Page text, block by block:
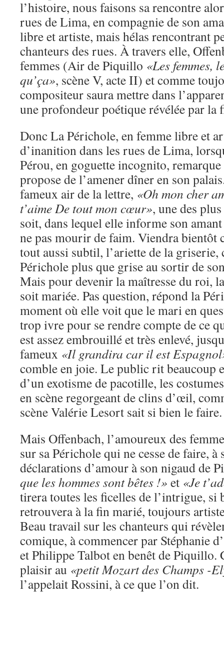
l’histoire, nous faisons sa rencontre
rues de Lima, en compagnie de son
libre et artiste, mais hélas rencontrant
chanteurs des rues. À travers elle,
femmes (Air de Piquillo «Les femmes,
qu’ça», scène V, acte II) et comme
compositeur saura mettre dans
une profondeur poétique révélée par la
Donc La Périchole, en femme libre et
d’inanition dans les rues de Lima,
Pérou, en goguette incognito,
propose de l’amener dîner en son
fameux air de la lettre, «Oh mon cher
t’aime De tout mon cœur», une des
soit, dans lequel elle informe son
ne pas mourir de faim. Viendra bientôt
tout aussi subtil, l’ariette de la griserie,
Périchole plus que grise au sortir de
Mais pour devenir la maîtresse du roi,
soit mariée. Pas question, répond la
moment où elle voit que le mari en
trop ivre pour se rendre compte de ce
est assez embrouillé et très enlevé,
fameux «Il grandira car il est
comble en joie. Le public rit beaucoup
d’un exotisme de pacotille, les
en scène regorgeant de clins d’œil,
scène Valérie Lesort sait si bien le faire.
Mais Offenbach, l’amoureux des
sur sa Périchole qui ne cesse de faire, à
déclarations d’amour à son nigaud de
que les hommes sont bêtes !» et «Je
tirera toutes les ficelles de l’intrigue, si
retrouvera à la fin marié, toujours
Beau travail sur les chanteurs qui
comique, à commencer par Stéphanie
et Philippe Talbot en benêt de Piquillo.
plaisir au «petit Mozart des Champs -
l’appelait Rossini, à ce que l’on dit.